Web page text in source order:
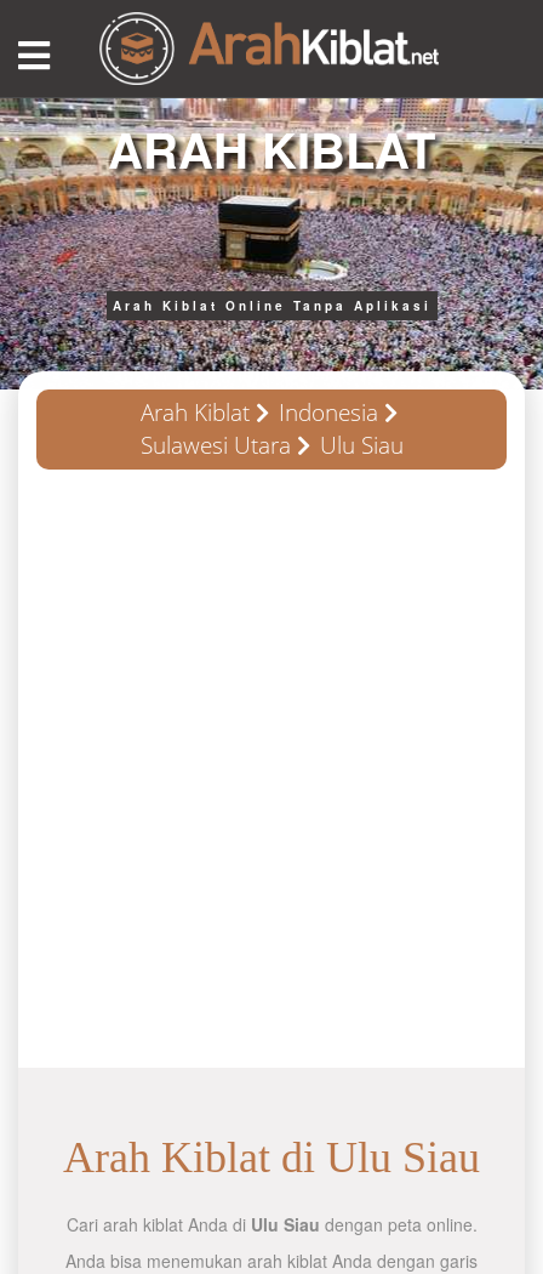
ARAH KIBLAT
Arah Kiblat Online Tanpa Aplikasi
Arah Kiblat
Indonesia
Sulawesi Utara
Ulu Siau
Arah Kiblat di Ulu Siau
Cari arah kiblat Anda di Ulu Siau dengan peta online.
Anda bisa menemukan arah kiblat Anda dengan garis